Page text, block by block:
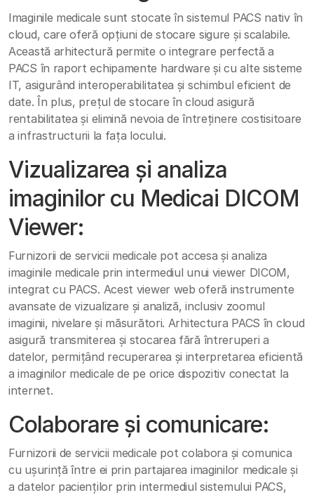
Imaginile medicale sunt stocate în sistemul PACS nativ în
cloud, care oferă opțiuni de stocare sigure și scalabile.
Această arhitectură permite o integrare perfectă a
PACS în raport echipamente hardware și cu alte sisteme
IT, asigurând interoperabilitatea și schimbul eficient de
date. În plus, prețul de stocare în cloud asigură
rentabilitatea și elimină nevoia de întreținere costisitoare
a infrastructurii la fața locului.
Vizualizarea și analiza
imaginilor cu Medicai DICOM
Viewer:
Furnizorii de servicii medicale pot accesa și analiza
imaginile medicale prin intermediul unui viewer DICOM,
integrat cu PACS. Acest viewer web oferă instrumente
avansate de vizualizare și analiză, inclusiv zoomul
imaginii, nivelare și măsurători. Arhitectura PACS în cloud
asigură transmiterea și stocarea fără întreruperi a
datelor, permițând recuperarea și interpretarea eficientă
a imaginilor medicale de pe orice dispozitiv conectat la
internet.
Colaborare și comunicare:
Furnizorii de servicii medicale pot colabora și comunica
cu ușurință între ei prin partajarea imaginilor medicale și
a datelor pacienților prin intermediul sistemului PACS,